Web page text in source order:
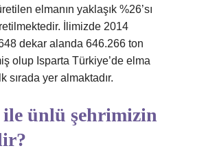
elmanın yaklaşık %26’sı
İlimizde 2014
dekar alanda 646.266 ton
olup Isparta Türkiye’de elma
sırada yer almaktadır.
ile ünlü şehrimizin